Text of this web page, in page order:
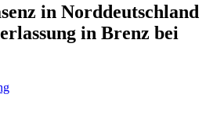
in Norddeutschland
in Brenz bei